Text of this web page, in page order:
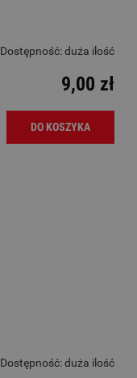
Dostępność:duża ilość
9,00 zł
DO KOSZYKA
Dostępność:duża ilość